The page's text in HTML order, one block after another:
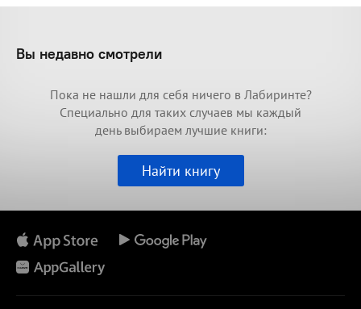
Вы недавно смотрели
Пока не нашли для себя ничего в Лабиринте?
Специально для таких случаев мы каждый
день выбираем лучшие книги:
Найти книгу